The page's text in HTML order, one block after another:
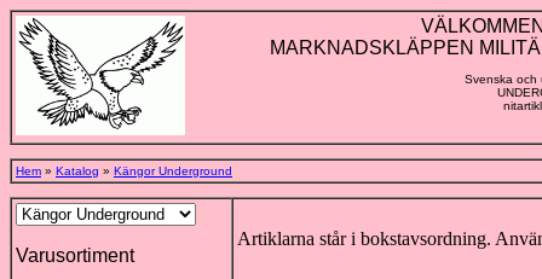
MARKNADSKLÄPPEN
Svenska och
Hem » Katalog » Kängor Underground
Varusortiment
Artiklarna står i bokstavsordning.